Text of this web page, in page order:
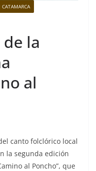
la
al
canto folclórico local
la segunda edición
al Poncho”, que